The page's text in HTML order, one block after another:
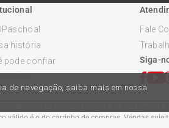
de navegação, saiba mais em nossa
história
pode confiar
Fale
Siga-
Ofertas válidas na compra de até 10 peças
válido é o do carrinho de compras. Vendas